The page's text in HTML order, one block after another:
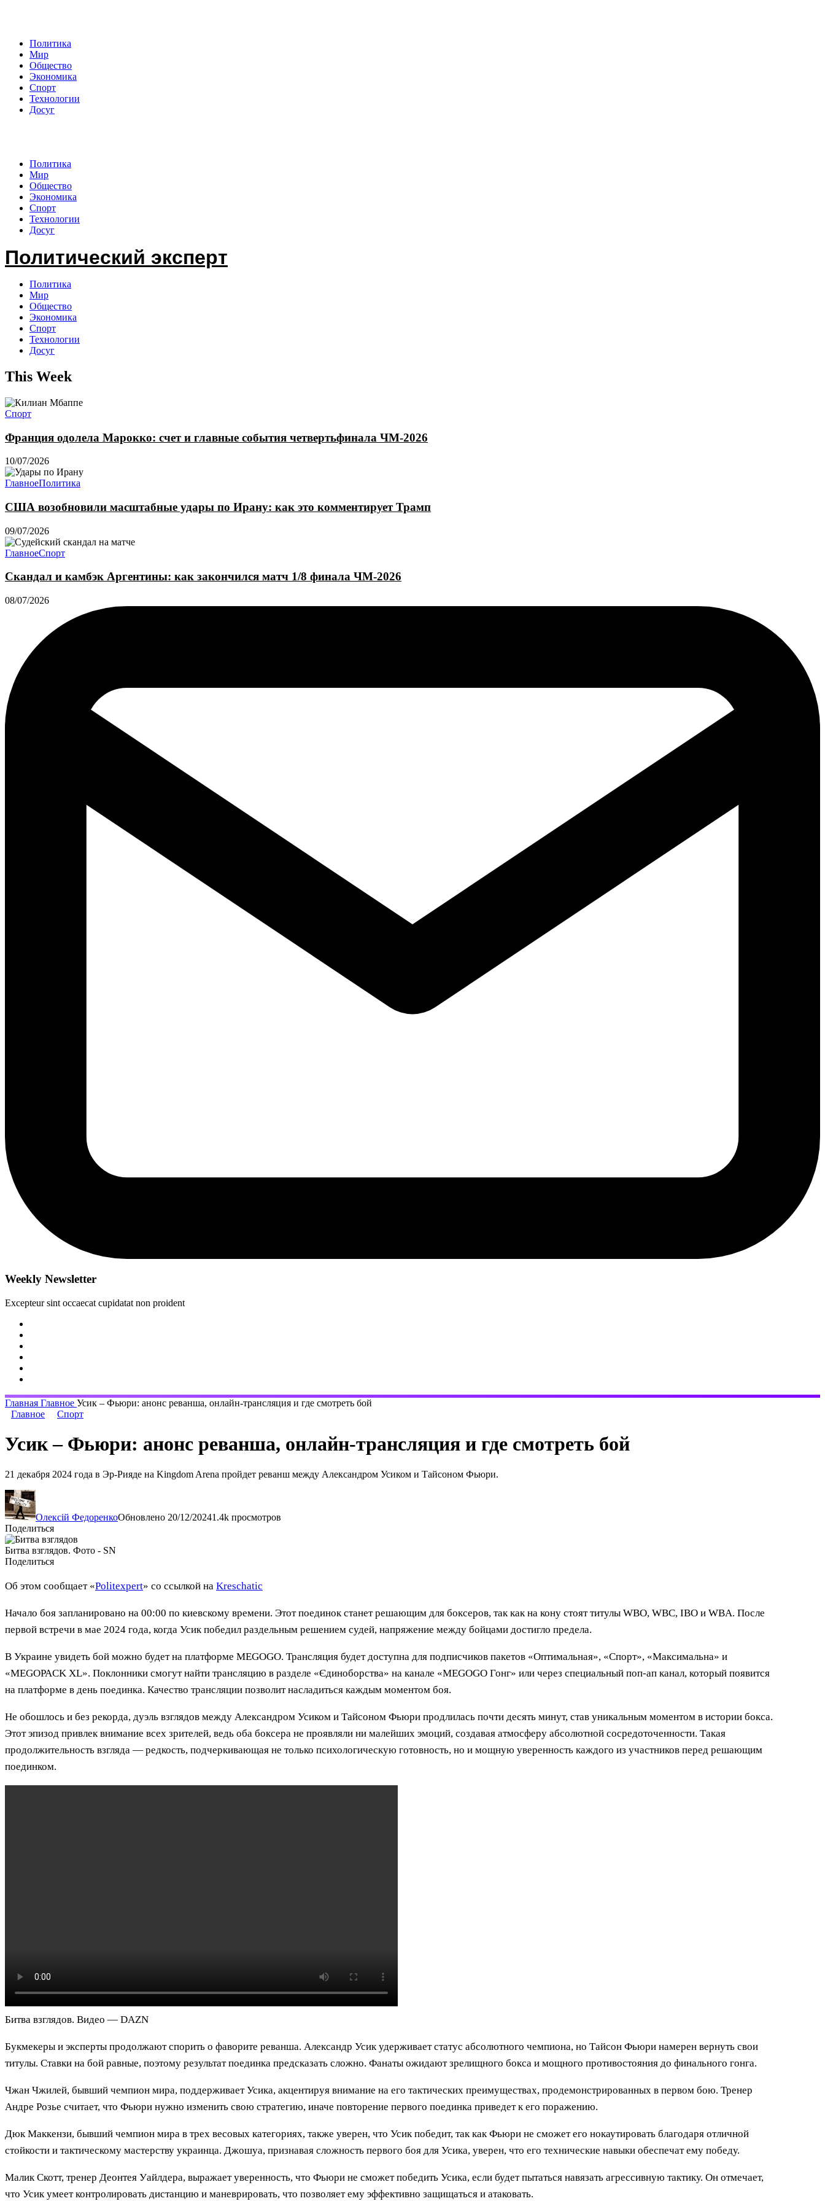
Политика
Мир
Общество
Экономика
Спорт
Технологии
Досуг
Политика
Мир
Общество
Экономика
Спорт
Технологии
Досуг
Политический эксперт
Политика
Мир
Общество
Экономика
Спорт
Технологии
Досуг
This Week
Спорт
Франция одолела Марокко: счет и главные события четвертьфинала ЧМ-2026
10/07/2026
ГлавноеПолитика
США возобновили масштабные удары по Ирану: как это комментирует Трамп
09/07/2026
ГлавноеСпорт
Скандал и камбэк Аргентины: как закончился матч 1/8 финала ЧМ-2026
08/07/2026
Weekly Newsletter
Excepteur sint occaecat cupidatat non proident
Главная Главное Усик – Фьюри: анонс реванша, онлайн-трансляция и где смотреть бой
Главное
Спорт
Усик – Фьюри: анонс реванша, онлайн-трансляция и где смотреть бой
21 декабря 2024 года в Эр-Рияде на Kingdom Arena пройдет реванш между Александром Усиком и Тайсоном Фьюри.
Олексій ФедоренкоОбновлено 20/12/20241.4k просмотров
Поделиться
Битва взглядов. Фото - SN
Поделиться
Об этом сообщает «Politexpert» со ссылкой на Kreschatic
Начало боя запланировано на 00:00 по киевскому времени. Этот поединок станет решающим для боксеров, так как на кону стоят титулы WBO, WBC, IBO и WBA. После
первой встречи в мае 2024 года, когда Усик победил раздельным решением судей, напряжение между бойцами достигло предела.
В Украине увидеть бой можно будет на платформе MEGOGO. Трансляция будет доступна для подписчиков пакетов «Оптимальная», «Спорт», «Максимальна» и
«MEGOPACK XL». Поклонники смогут найти трансляцию в разделе «Єдиноборства» на канале «MEGOGO Гонг» или через специальный поп-ап канал, который появится
на платформе в день поединка. Качество трансляции позволит насладиться каждым моментом боя.
Не обошлось и без рекорда, дуэль взглядов между Александром Усиком и Тайсоном Фьюри продлилась почти десять минут, став уникальным моментом в истории бокса.
Этот эпизод привлек внимание всех зрителей, ведь оба боксера не проявляли ни малейших эмоций, создавая атмосферу абсолютной сосредоточенности. Такая
продолжительность взгляда — редкость, подчеркивающая не только психологическую готовность, но и мощную уверенность каждого из участников перед решающим
поединком.
Битва взглядов. Видео — DAZN
Букмекеры и эксперты продолжают спорить о фаворите реванша. Александр Усик удерживает статус абсолютного чемпиона, но Тайсон Фьюри намерен вернуть свои
титулы. Ставки на бой равные, поэтому результат поединка предсказать сложно. Фанаты ожидают зрелищного бокса и мощного противостояния до финального гонга.
Чжан Чжилей, бывший чемпион мира, поддерживает Усика, акцентируя внимание на его тактических преимуществах, продемонстрированных в первом бою. Тренер
Андре Розье считает, что Фьюри нужно изменить свою стратегию, иначе повторение первого поединка приведет к его поражению.
Дюк Маккензи, бывший чемпион мира в трех весовых категориях, также уверен, что Усик победит, так как Фьюри не сможет его нокаутировать благодаря отличной
стойкости и тактическому мастерству украинца. Джошуа, признавая сложность первого боя для Усика, уверен, что его технические навыки обеспечат ему победу.
Малик Скотт, тренер Деонтея Уайлдера, выражает уверенность, что Фьюри не сможет победить Усика, если будет пытаться навязать агрессивную тактику. Он отмечает,
что Усик умеет контролировать дистанцию и маневрировать, что позволяет ему эффективно защищаться и атаковать.